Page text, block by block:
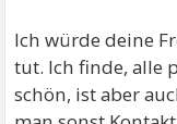
Ich würde deine
tut. Ich finde, alle
schön, ist aber